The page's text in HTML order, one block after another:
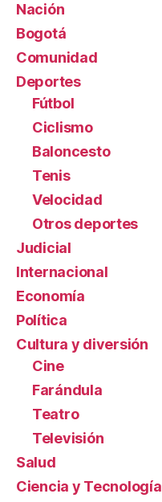
Nación
Bogotá
Comunidad
Deportes
Fútbol
Ciclismo
Baloncesto
Tenis
Velocidad
Otros deportes
Judicial
Internacional
Economía
Política
Cultura y diversión
Cine
Farándula
Teatro
Televisión
Salud
Ciencia y Tecnología